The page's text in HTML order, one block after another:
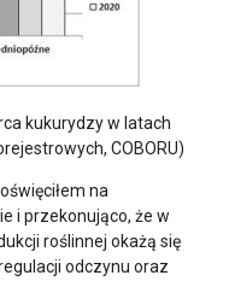
kukurydzy w latach
COBORU)
na
i przekonująco, że w
roślinnej okażą się
odczynu oraz